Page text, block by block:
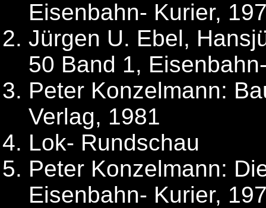
Eisenbahn- Kurier,
Jürgen U. Ebel,
50 Band 1,
Peter Konzelmann:
Verlag, 1981
Lok- Rundschau
Peter Konzelmann:
Eisenbahn- Kurier,